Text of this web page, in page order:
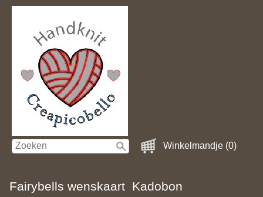
Winkelmandje (0)
Fairybells wenskaart Kadobon